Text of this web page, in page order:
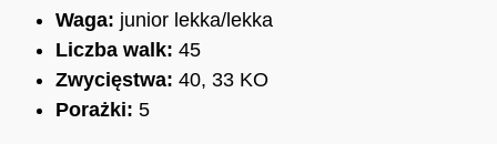
Waga: junior lekka/lekka
Liczba walk: 45
Zwycięstwa: 40, 33 KO
Porażki: 5